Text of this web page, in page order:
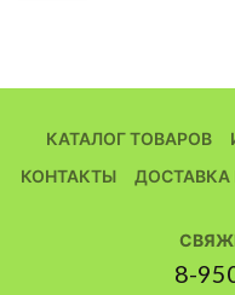
КАТАЛОГ ТОВАРОВ
КОНТАКТЫ
ДОСТАВКА
8-